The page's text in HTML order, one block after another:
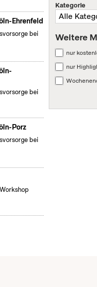
Ehrenfeld
bei
bei
Porz
bei
Kategorie
Weitere
nur
nur